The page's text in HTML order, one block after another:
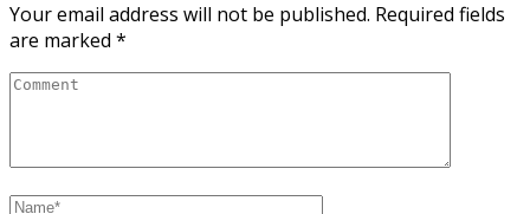
Your email address will not be published. Required fields
are marked *